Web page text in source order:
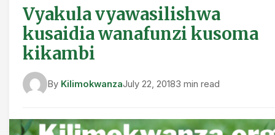
Vyakula vyawasilishwa
kusaidia wanafunzi kusoma
kikambi
By KilimokwanzaJuly 22, 20183 min read